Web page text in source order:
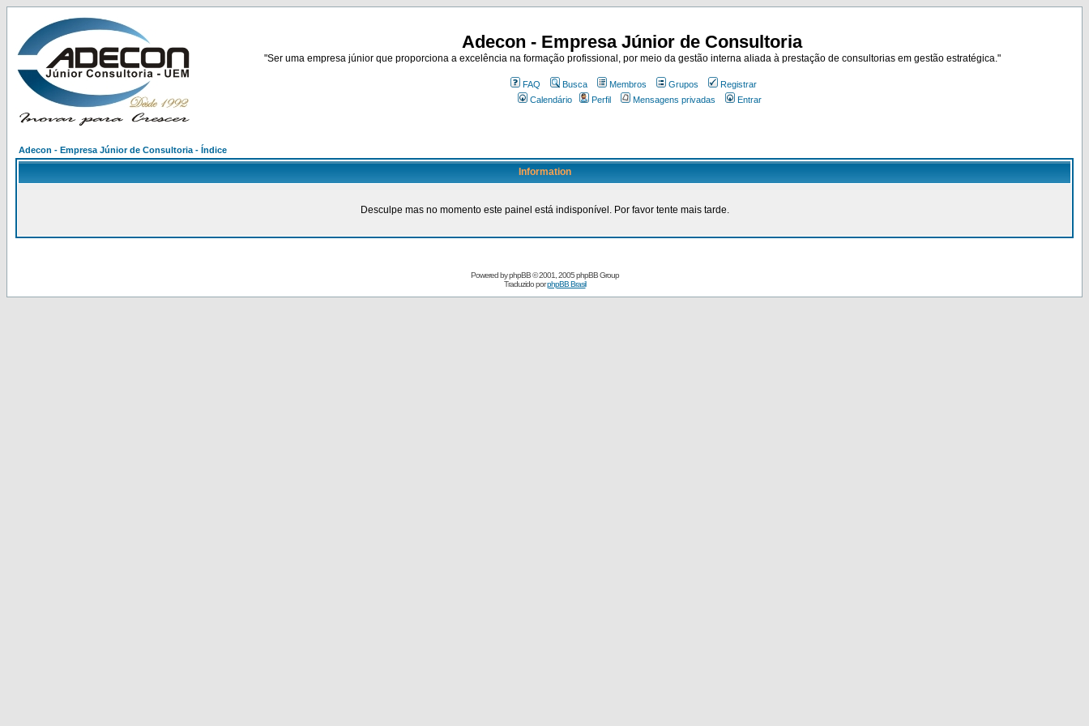
Adecon - Empresa Júnior de Consultoria
"Ser uma empresa júnior que proporciona a excelência na formação profissional, por meio da gestão interna aliada à prestação de consultorias em gestão estratégica."
FAQ Busca Membros Grupos
Registrar
Calendário
Perfil Mensagens privadas Entrar
Adecon - Empresa Júnior de Consultoria - Índice
Information
Desculpe mas no momento este painel está indisponível. Por favor tente mais tarde.
Powered byphpBB© 2001, 2005 phpBB Group
Traduzido porphpBB Brasil